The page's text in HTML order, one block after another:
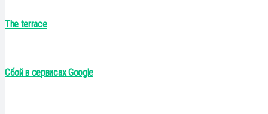
The terrace
Сбой в сервисах Google